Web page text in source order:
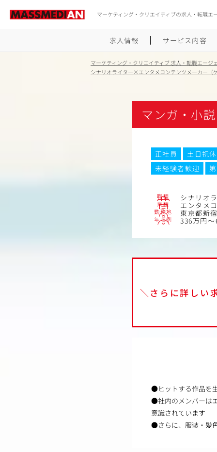
マーケティング・クリエイティブの求人・転職エ
求人情報 サービス内容
マーケティング・クリエイティブ 求人・転職エージ
シナリオライター×エンタメコンテンツメーカー（
マンガ・小
正社員
土日祝
未経験者歓迎
職種 シナリオ
業種 エンタメ
勤務地 東京都新
年収例 336万円
＼さらに詳しい
●ヒットする作品を
●社内のメンバーは
意識されています
●さらに、服装・髪